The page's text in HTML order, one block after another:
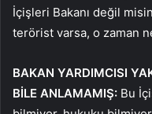
İçişleri Bakanı değil
terörist varsa, o zaman
BAKAN YARDIMCISI
BİLE ANLAMAMIŞ: Bu